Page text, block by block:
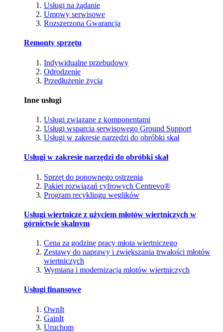
Usługi na żądanie
Umowy serwisowe
Rozszerzona Gwarancja
Remonty sprzętu
Indywidualne przebudowy
Odrodzenie
Przedłużenie życia
Inne usługi
Usługi związane z komponentami
Usługi wsparcia serwisowego Ground Support
Usługi w zakresie narzędzi do obróbki skał
Usługi w zakresie narzędzi do obróbki skał
Sprzęt do ponownego ostrzenia
Pakiet rozwiązań cyfrowych Centrevo®
Program recyklingu węglików
Usługi wiertnicze z użyciem młotów wiertniczych w
górnictwie skalnym
Cena za godzinę pracy młota wiertniczego
Zestawy do naprawy i zwiększania trwałości młotów
wiertniczych
Wymiana i modernizacja młotów wiertniczych
Usługi finansowe
OwnIt
GainIt
Uruchom